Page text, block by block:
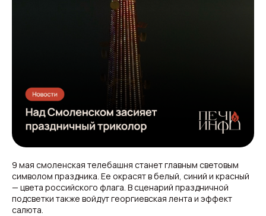
9 мая смоленская телебашня станет главным световым
символом праздника. Ее окрасят в белый, синий и красный
— цвета российского флага. В сценарий праздничной
подсветки также войдут георгиевская лента и эффект
салюта.